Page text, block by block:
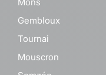
Gembloux
Tournai
Mouscron